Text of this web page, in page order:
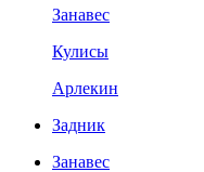
Занавес
Кулисы
Арлекин
Задник
Занавес